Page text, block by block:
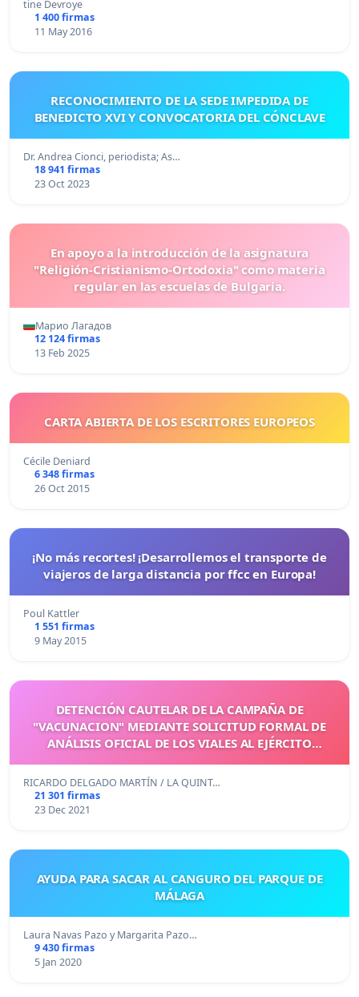
tine Devroye
1 400 firmas
11 May 2016
RECONOCIMIENTO DE LA SEDE IMPEDIDA DE
BENEDICTO XVI Y CONVOCATORIA DEL CÓNCLAVE
Dr. Andrea Cionci, periodista; As…
18 941 firmas
23 Oct 2023
En apoyo a la introducción de la asignatura
"Religión-Cristianismo-Ortodoxia" como materia
regular en las escuelas de Bulgaria.
Марио Лагадов
12 124 firmas
13 Feb 2025
CARTA ABIERTA DE LOS ESCRITORES EUROPEOS
Cécile Deniard
6 348 firmas
26 Oct 2015
¡No más recortes! ¡Desarrollemos el transporte de
viajeros de larga distancia por ffcc en Europa!
Poul Kattler
1 551 firmas
9 May 2015
DETENCIÓN CAUTELAR DE LA CAMPAÑA DE
"VACUNACION" MEDIANTE SOLICITUD FORMAL DE
ANÁLISIS OFICIAL DE LOS VIALES AL EJÉRCITO
RICARDO DELGADO MARTÍN / LA QUINT…
21 301 firmas
23 Dec 2021
AYUDA PARA SACAR AL CANGURO DEL PARQUE DE
MÁLAGA
Laura Navas Pazo y Margarita Pazo…
9 430 firmas
5 Jan 2020